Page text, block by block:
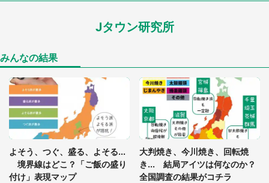
「孫にあげると思って、あなたにこれをあげる」
「ゾワゾワする」「本当に気持ち悪い」 道端でバ
グっちゃってた〝野生の野菜〟に6.5万人戦慄
「閉所恐怖症の私は新幹線で大パニック。隣席の青
年に『手を繋いで』とお願いしたら...」 体験談に
8万人感動
Jタウン研究所
みんなの結果
よそう、つぐ、盛る、よそる...
境界線はどこ？「ご飯の盛り
付け」表現マップ
大判焼き、今川焼き、回転焼
き... 結局アイツは何なのか？
全国調査の結果がコチラ